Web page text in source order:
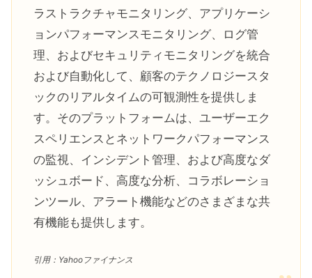
米国株【テンバガー候補DDOG】
Datadog（データドッグ）まとめ
ラストラクチャモニタリング、アプリケーシ
ョンパフォーマンスモニタリング、ログ管
理、およびセキュリティモニタリングを統合
および自動化して、顧客のテクノロジースタ
ックのリアルタイムの可観測性を提供しま
す。そのプラットフォームは、ユーザーエク
スペリエンスとネットワークパフォーマンス
の監視、インシデント管理、および高度なダ
ッシュボード、高度な分析、コラボレーショ
ンツール、アラート機能などのさまざまな共
有機能も提供します。
引用：Yahooファイナンス